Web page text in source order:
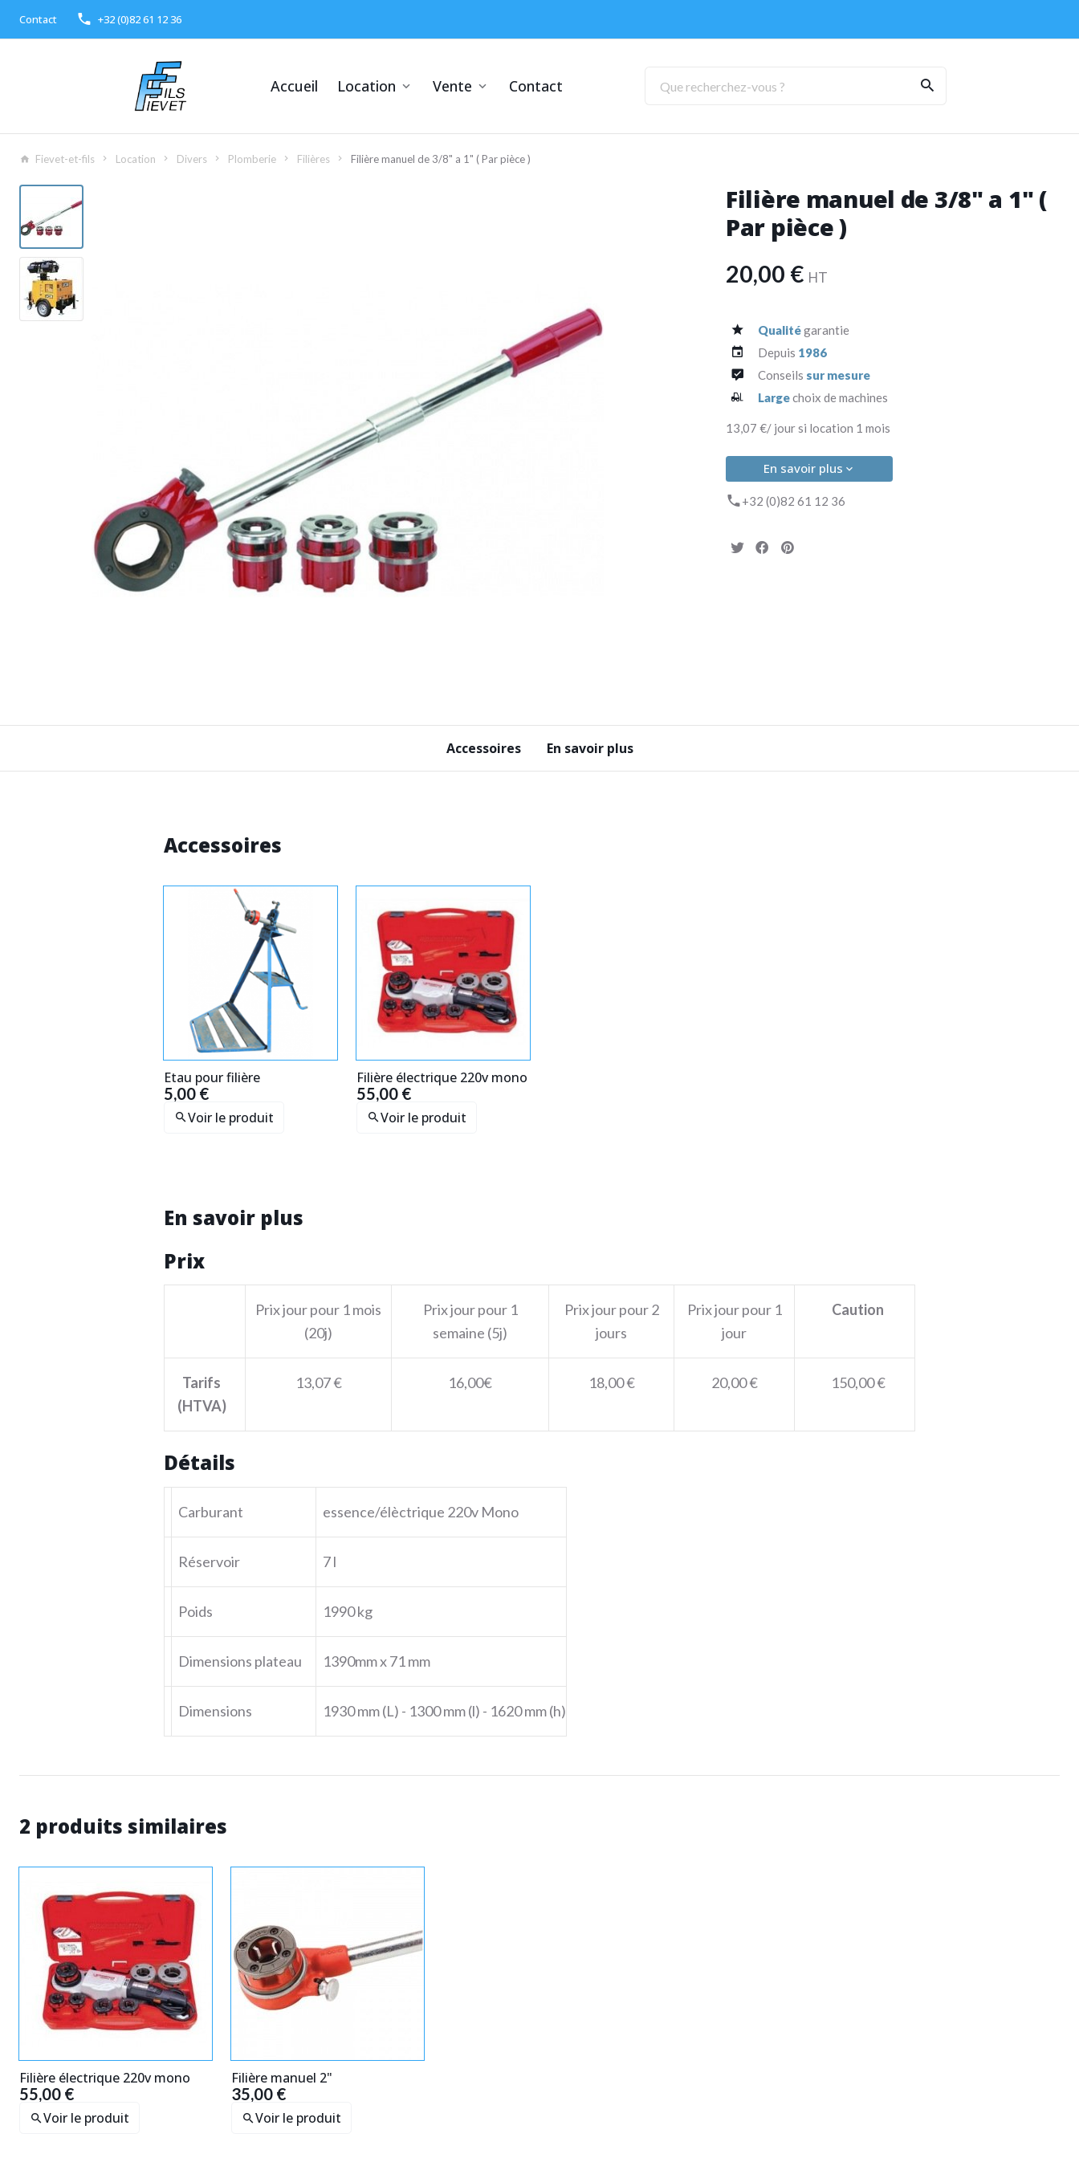
Contact +32 (0)82 61 12 36
Accueil Location Vente Contact
Fievet-et-fils Location Divers Plomberie Filières Filière manuel de 3/8" a 1" ( Par pièce )
Filière manuel de 3/8" a 1" (
Par pièce )
20,00 € HT
Qualitégarantie
Depuis 1986
Conseils sur mesure
Largechoix de machines
13,07 €/ jour si location 1 mois
En savoir plus
+32 (0)82 61 12 36
Accessoires En savoir plus
Accessoires
Etau pour filière
5,00 €
Voir le produit
Filière électrique 220v mono
55,00 €
Voir le produit
En savoir plus
Prix
Prix jour pour 1 mois
(20j)
Prix jour pour 1
semaine (5j)
Prix jour pour 2
jours
Prix jour pour 1
jour
Caution
Tarifs
(HTVA)
13,07 € 16,00€ 18,00 € 20,00 € 150,00 €
Détails
Carburant essence/élèctrique 220v Mono
Réservoir 7 l
Poids 1990 kg
Dimensions plateau 1390mm x 71 mm
Dimensions 1930 mm (L) - 1300 mm (l) - 1620 mm (h)
2 produits similaires
Filière électrique 220v mono
55,00 €
Voir le produit
Filière manuel 2"
35,00 €
Voir le produit